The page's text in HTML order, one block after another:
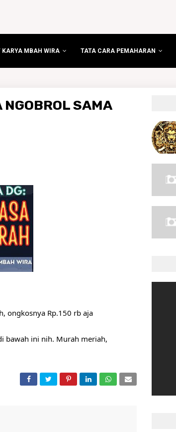
MBAH WIRA TATA CARA PEMAHARAN
SAMA
ongkosnya Rp.150 rb aja
bawah ini nih. Murah meriah,